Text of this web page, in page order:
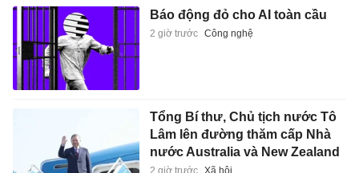
Báo động đỏ cho AI toàn cầu
2 giờ trước Công nghệ
Tổng Bí thư, Chủ tịch nước Tô
Lâm lên đường thăm cấp Nhà
nước Australia và New Zealand